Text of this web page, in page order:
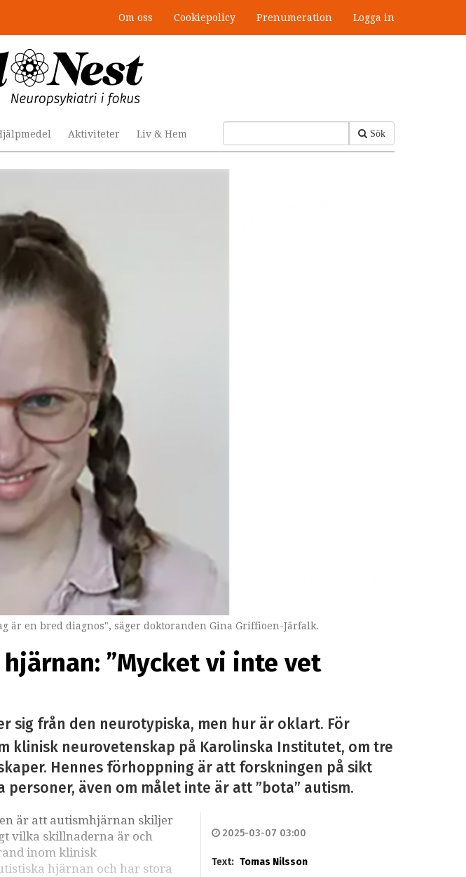
Om oss Cookiepolicy Prenumeration Logga in
Sök
Aktiviteter Liv & Hem
en bred diagnos", säger doktoranden Gina Griffioen-Järfalk.
”Mycket vi inte vet
sig från den neurotypiska, men hur är oklart. För
klinisk neurovetenskap på Karolinska Institutet, om tre
Hennes förhoppning är att forskningen på sikt
även om målet inte är att ”bota” autism.
är att autismhjärnan skiljer
vilka skillnaderna är och
inom klinisk
hjärnan och har stora
2025-03-07 03:00
Text: Tomas Nilsson